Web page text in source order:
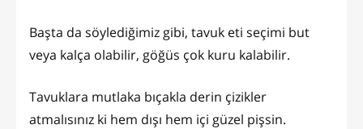
Başta da söylediğimiz gibi, tavuk eti seçimi but
veya kalça olabilir, göğüs çok kuru kalabilir.
Tavuklara mutlaka bıçakla derin çizikler
atmalısınız ki hem dışı hem içi güzel pişsin.